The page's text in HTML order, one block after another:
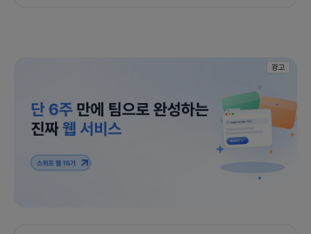
광고